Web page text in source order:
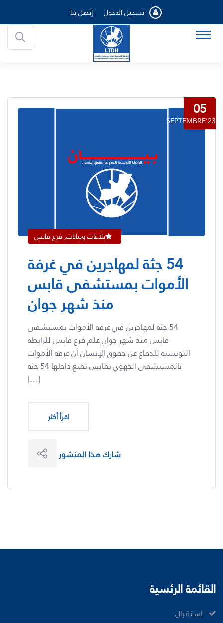
تسجيل الدخول إتصل بنا
05
SEPTEMBRE’23
بلاغات وبيانات, فرع قابس
54 جثة لمهاجرين في غرفة
الأموات بمستشفى قابس
منذ شهر جوان
54 جثة لمهاجرين في غرفة الأموات بمستشفى
قابس منذ شهر جوان علم فرع قابس للرابطة
التونسية للدفاع عن حقوق الإنسان أن غرفة الأموات
بالمستشفى الجهوي بقابس تقبع داخلها 54 جثة
[…]
اقرأ أكثر
شارك هذا المنشور
القائمة الرئسية
ﺍﺳﺘﻘﺒﺎﻝ